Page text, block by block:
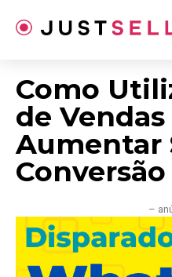
para
Como
de
Aumentar
Conversão
–